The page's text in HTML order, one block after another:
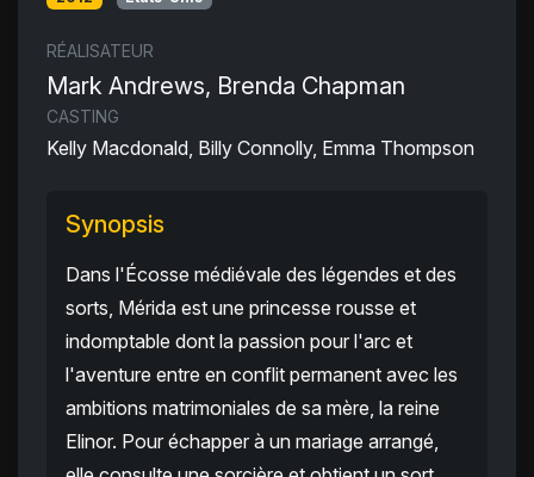
RÉALISATEUR
Mark Andrews, Brenda Chapman
CASTING
Kelly Macdonald, Billy Connolly, Emma Thompson
Synopsis
Dans l'Écosse médiévale des légendes et des
sorts, Mérida est une princesse rousse et
indomptable dont la passion pour l'arc et
l'aventure entre en conflit permanent avec les
ambitions matrimoniales de sa mère, la reine
Elinor. Pour échapper à un mariage arrangé,